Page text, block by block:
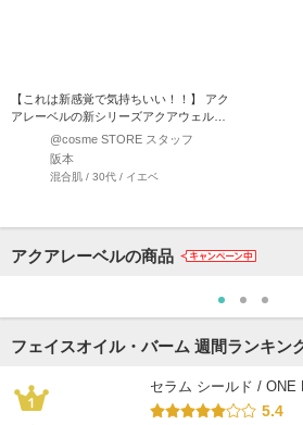
【これは新感覚で気持ちいい！！】 アク
アレーベルの新シリーズアクアウェルネ
スの中で一番気に入った…
@cosme STORE スタッフ
阪本
混合肌 / 30代 / イエベ
アクアレーベルの商品
フェイスオイル・バーム 週間ランキン
セラム シールド / ONE
5.4